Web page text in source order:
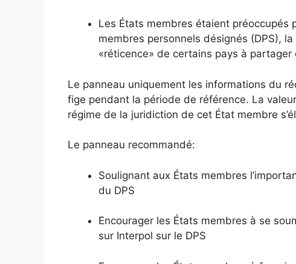
Les États membres étaient préoccupés
membres personnels désignés (DPS),
«réticence» de certains pays à
Le panneau uniquement les informations du
fige pendant la période de référence. La
régime de la juridiction de cet État membre
Le panneau recommandé:
Soulignant aux États membres
du DPS
Encourager les États membres à se
sur Interpol sur le DPS